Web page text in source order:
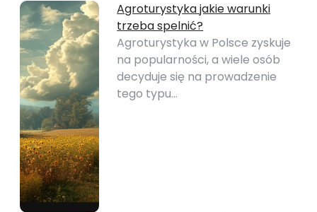
Agroturystyka jakie warunki
trzeba spelnić?
Agroturystyka w Polsce zyskuje
na popularności, a wiele osób
decyduje się na prowadzenie
tego typu…